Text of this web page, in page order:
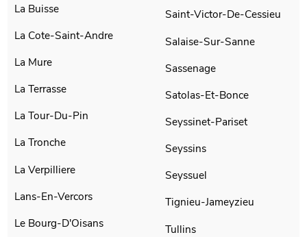
La Buisse
La Cote-Saint-Andre
La Mure
La Terrasse
La Tour-Du-Pin
La Tronche
La Verpilliere
Lans-En-Vercors
Le Bourg-D'Oisans
Saint-Victor-De-Cessieu
Salaise-Sur-Sanne
Sassenage
Satolas-Et-Bonce
Seyssinet-Pariset
Seyssins
Seyssuel
Tignieu-Jameyzieu
Tullins